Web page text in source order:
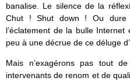
banalise. Le silence de la
Chut ! Shut down ! Ou dure
l’éclatement de la bulle
peu à une décrue de ce déluge
Mais n’exagérons pas tout
intervenants de renom et de